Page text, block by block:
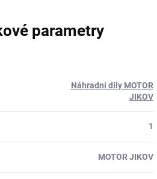
parametry
Náhradní díly MOTOR
JIKOV
1
MOTOR JIKOV